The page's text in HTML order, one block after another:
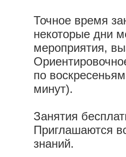
Точное время
некоторые дни
мероприятия,
по
минут).
Занятия
Приглашаются
знаний.